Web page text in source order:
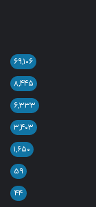
۶۹,۱۰۶
۸,۴۴۵
۶,۳۳۳
۳,۴۰۳
۱,۶۵۰
۵۹
۴۴